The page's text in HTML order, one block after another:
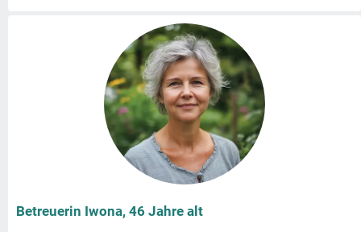
Betreuerin Iwona, 46 Jahre alt